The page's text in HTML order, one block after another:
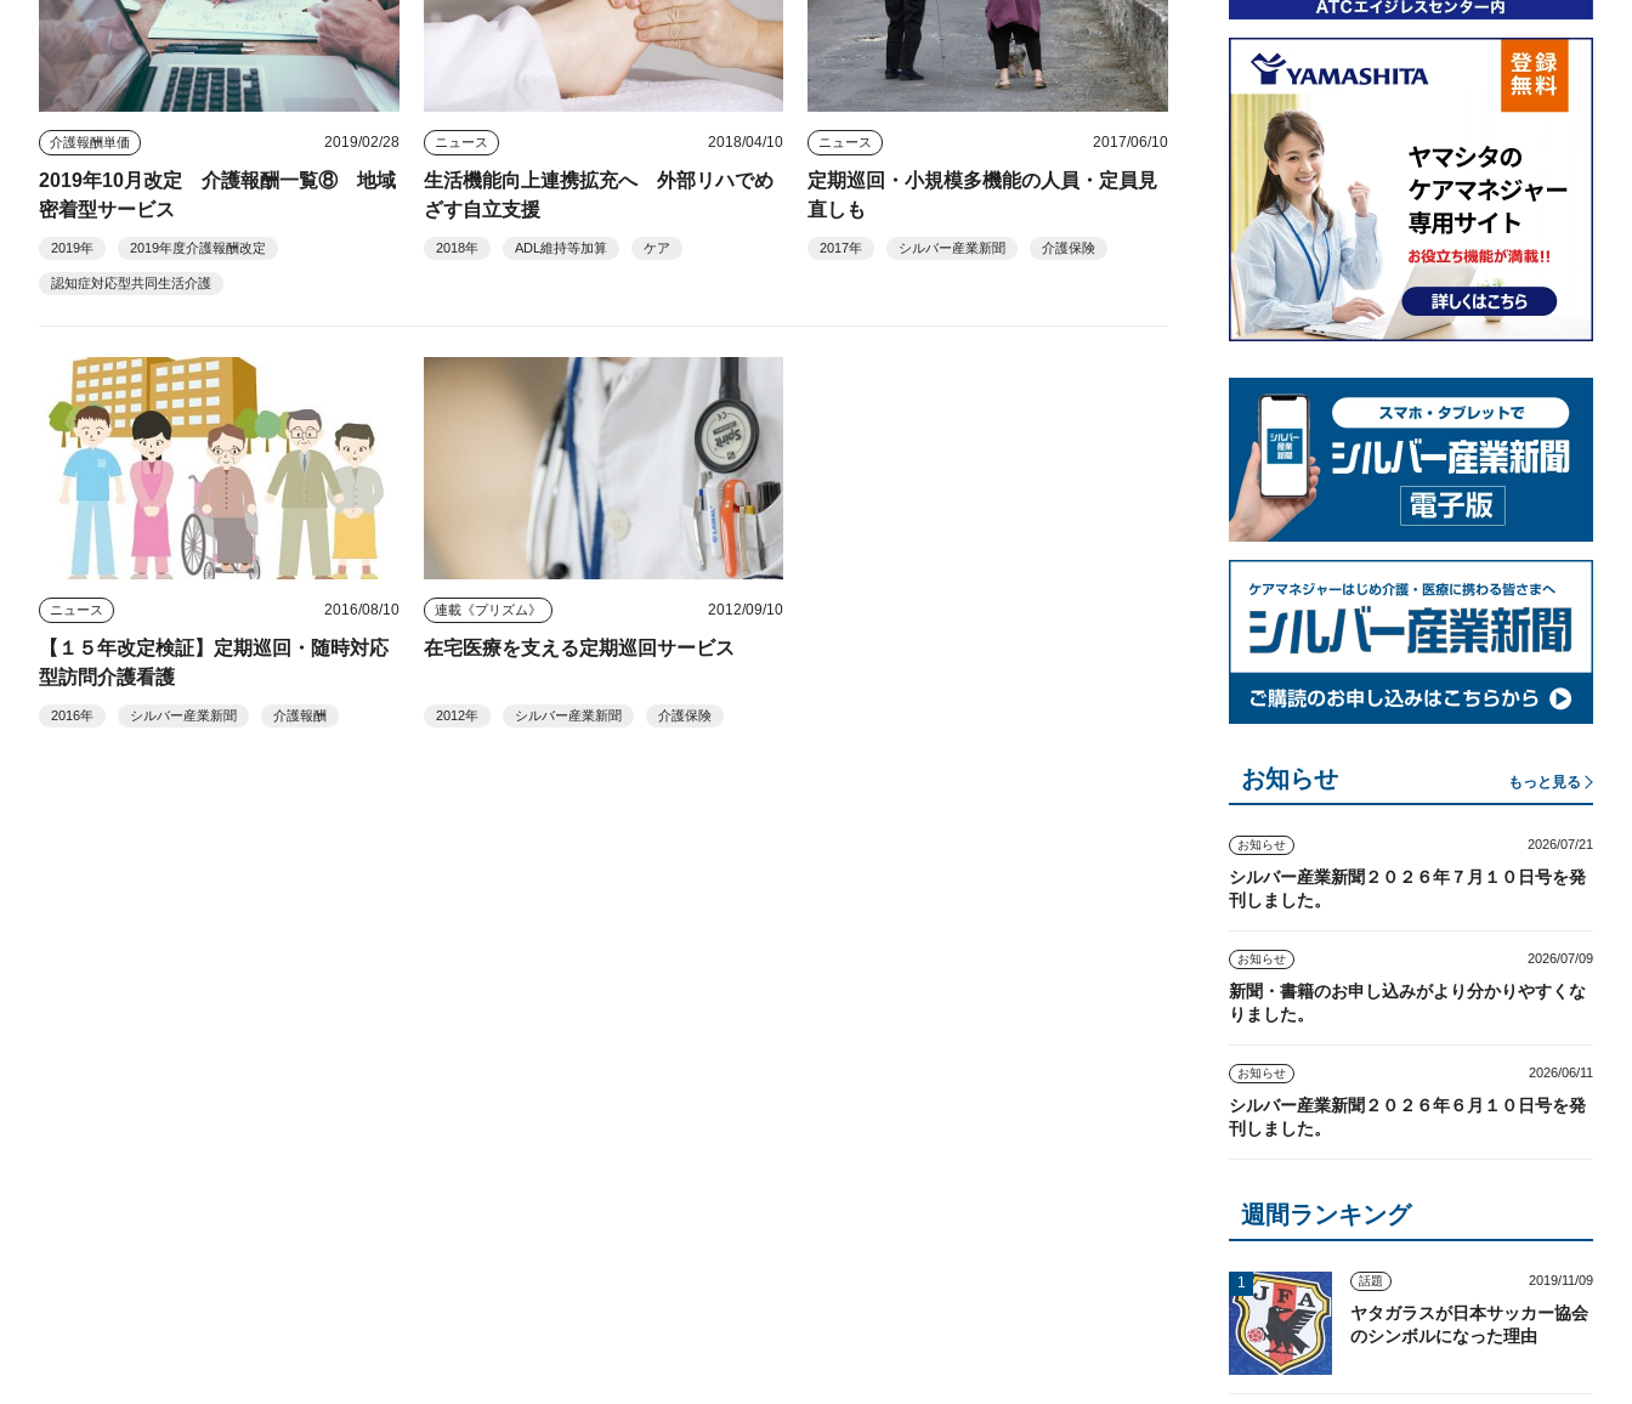
介護報酬単価 2019/02/28
2019年10月改定 介護報酬一覧⑧ 地域
密着型サービス
2019年 2019年度介護報酬改定
認知症対応型共同生活介護
ニュース 2018/04/10
生活機能向上連携拡充へ 外部リハでめ
ざす自立支援
2018年 ADL維持等加算 ケア
ニュース 2017/06/10
定期巡回・小規模多機能の人員・定員見
直しも
2017年 シルバー産業新聞 介護保険
ニュース 2016/08/10
【１５年改定検証】定期巡回・随時対応
型訪問介護看護
2016年 シルバー産業新聞 介護報酬
連載《プリズム》 2012/09/10
在宅医療を支える定期巡回サービス
2012年 シルバー産業新聞 介護保険
お知らせ もっと見る
お知らせ 2026/07/21
シルバー産業新聞２０２６年７月１０日号を発
刊しました。
お知らせ 2026/07/09
新聞・書籍のお申し込みがより分かりやすくな
りました。
お知らせ 2026/06/11
シルバー産業新聞２０２６年６月１０日号を発
刊しました。
週間ランキング
話題 2019/11/09
ヤタガラスが日本サッカー協会
のシンボルになった理由